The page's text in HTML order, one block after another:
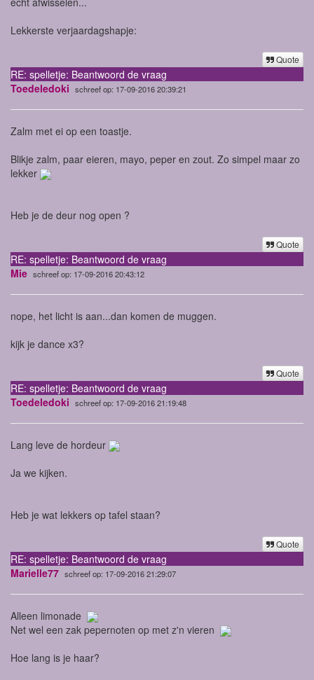
Lekkerste verjaardagshapje:
Quote
RE: spelletje: Beantwoord de vraag
Toedeledoki schreef op: 17-09-2016 20:39:21
Zalm met ei op een toastje.
Blikje zalm, paar eieren, mayo, peper en zout. Zo simpel maar zo
lekker
Heb je de deur nog open ?
Quote
RE: spelletje: Beantwoord de vraag
Mie schreef op: 17-09-2016 20:43:12
nope, het licht is aan...dan komen de muggen.
kijk je dance x3?
Quote
RE: spelletje: Beantwoord de vraag
Toedeledoki schreef op: 17-09-2016 21:19:48
Lang leve de hordeur
Ja we kijken.
Heb je wat lekkers op tafel staan?
Quote
RE: spelletje: Beantwoord de vraag
Marielle77 schreef op: 17-09-2016 21:29:07
Alleen limonade
Net wel een zak pepernoten op met z'n vieren
Hoe lang is je haar?